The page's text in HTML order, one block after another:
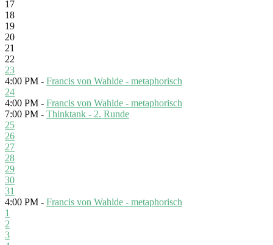
17
18
19
20
21
22
23
4:00 PM - Francis von Wahlde - metaphorisch
24
4:00 PM - Francis von Wahlde - metaphorisch
7:00 PM - Thinktank - 2. Runde
25
26
27
28
29
30
31
4:00 PM - Francis von Wahlde - metaphorisch
1
2
3